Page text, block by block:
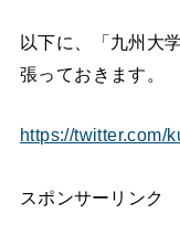
以下に、「九州大
張っておきます。
https://twitter.com/
スポンサーリンク